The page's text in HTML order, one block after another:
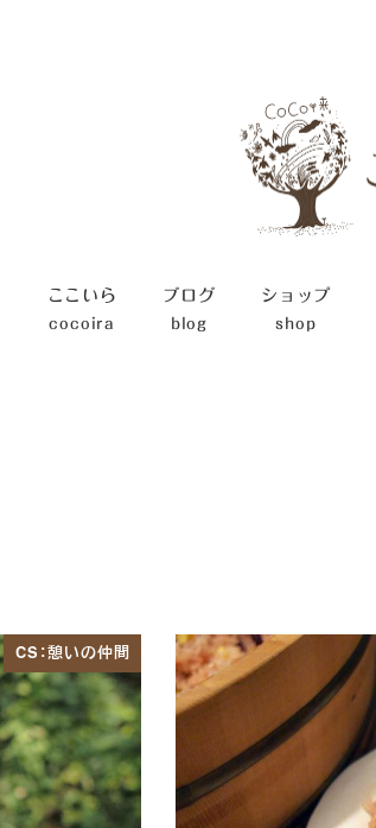
ここいら
cocoira
ブログ
blog
ショップ
shop
CS：憩いの仲間